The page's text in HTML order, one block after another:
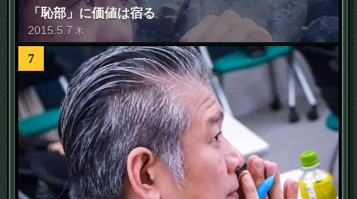
「恥部」に価値は宿る
2015 5 .7 木
7